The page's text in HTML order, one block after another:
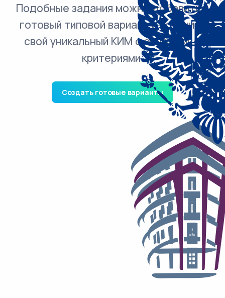
Подобные задания можно добавить в
готовый типовой вариант и получить
свой уникальный КИМ с ответами и
критериями.
Создать готовые варианты